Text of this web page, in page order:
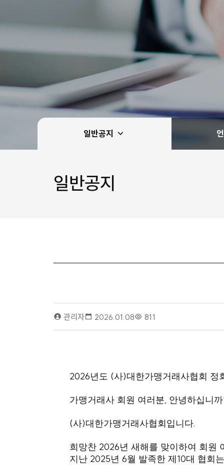
일반공지
일반공지
관리자 2026.01.08 811
2026년도 (사)대한가맹거래사협회 정
가맹거래사 회원 여러분, 안녕하십니까
(사)대한가맹거래사협회입니다.
희망찬 2026년 새해를 맞이하여 회원
지난 2025년 6월 발족한 제10대 협회